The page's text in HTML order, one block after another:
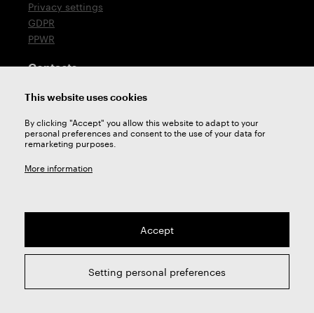
Privacy settings
GDPR
PPWR
Contacts
T: +420 576 777 510
Technical support
2026 © ZPS-FN a.s. | All right reserved
webdesign byStudio 9
This website uses cookies
By clicking "Accept" you allow this website to adapt to your
personal preferences and consent to the use of your data for
remarketing purposes.
More information
Accept
Setting personal preferences